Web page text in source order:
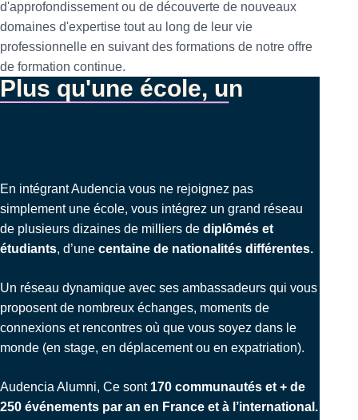
d'approfondissement ou de découverte de nouveaux
domaines d'expertise tout au long de leur vie
professionnelle en suivant des formations de notre offre
de formation continue.
Plus qu'une école, un
En intégrant Audencia vous ne rejoignez pas
simplement une école, vous intégrez un grand réseau
de plusieurs dizaines de milliers de diplômés et
étudiants, d’une centaine de nationalités différentes.
Un réseau dynamique avec ses ambassadeurs qui vous
proposent de nombreux échanges, moments de
connexions et rencontres où que vous soyez dans le
monde (en stage, en déplacement ou en expatriation).
Audencia Alumni, Ce sont 170 communautés et + de
250 événements par an en France et à l’international.